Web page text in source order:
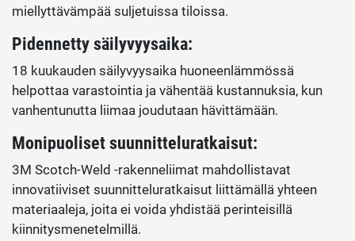
miellyttävämpää suljetuissa tiloissa.
Pidennetty säilyvyysaika:
18 kuukauden säilyvyysaika huoneenlämmössä
helpottaa varastointia ja vähentää kustannuksia, kun
vanhentunutta liimaa joudutaan hävittämään.
Monipuoliset suunnitteluratkaisut:
3M Scotch-Weld -rakenneliimat mahdollistavat
innovatiiviset suunnitteluratkaisut liittämällä yhteen
materiaaleja, joita ei voida yhdistää perinteisillä
kiinnitysmenetelmillä.